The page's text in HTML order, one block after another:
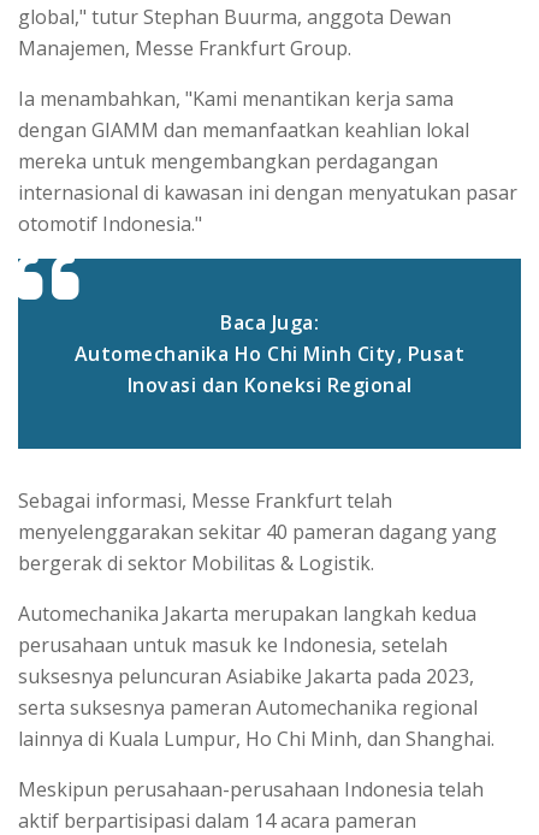
global," tutur Stephan Buurma, anggota Dewan
Manajemen, Messe Frankfurt Group.
Ia menambahkan, "Kami menantikan kerja sama
dengan GIAMM dan memanfaatkan keahlian lokal
mereka untuk mengembangkan perdagangan
internasional di kawasan ini dengan menyatukan pasar
otomotif Indonesia."
Baca Juga:
Automechanika Ho Chi Minh City, Pusat
Inovasi dan Koneksi Regional
Sebagai informasi, Messe Frankfurt telah
menyelenggarakan sekitar 40 pameran dagang yang
bergerak di sektor Mobilitas & Logistik.
Automechanika Jakarta merupakan langkah kedua
perusahaan untuk masuk ke Indonesia, setelah
suksesnya peluncuran Asiabike Jakarta pada 2023,
serta suksesnya pameran Automechanika regional
lainnya di Kuala Lumpur, Ho Chi Minh, dan Shanghai.
Meskipun perusahaan-perusahaan Indonesia telah
aktif berpartisipasi dalam 14 acara pameran